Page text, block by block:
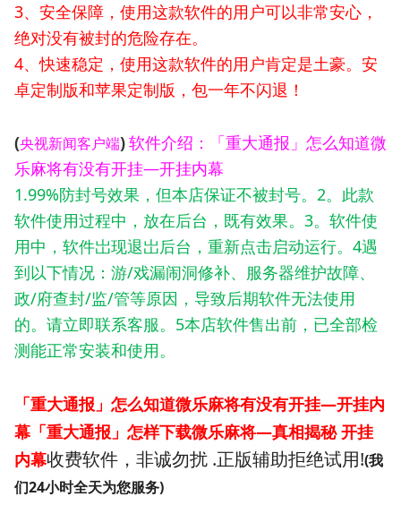
3、安全保障，使用这款软件的用户可以非常安心，
绝对没有被封的危险存在。
4、快速稳定，使用这款软件的用户肯定是土豪。安
卓定制版和苹果定制版，包一年不闪退！
(央视新闻客户端)软件介绍：「重大通报」怎么知道微
乐麻将有没有开挂—开挂内幕
1.99%防封号效果，但本店保证不被封号。2。此款
软件使用过程中，放在后台，既有效果。3。软件使
用中，软件岀现退岀后台，重新点击启动运行。4遇
到以下情况：游/戏漏闹洞修补、服务器维护故障、
政/府查封/监/管等原因，导致后期软件无法使用
的。请立即联系客服。5本店软件售出前，已全部检
测能正常安装和使用。
「重大通报」怎么知道微乐麻将有没有开挂—开挂内
幕「重大通报」怎样下载微乐麻将—真相揭秘 开挂
内幕收费软件，非诚勿扰 .正版辅助拒绝试用!(我
们24小时全天为您服务)